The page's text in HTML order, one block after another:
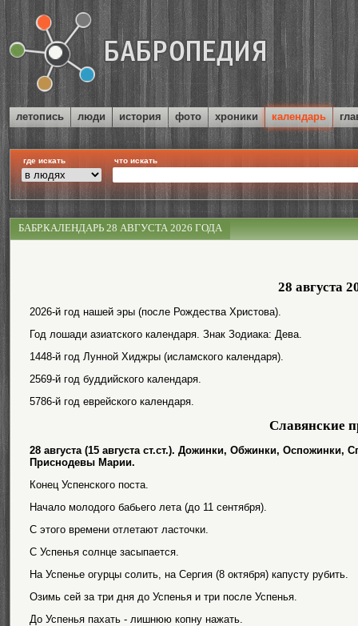
летопись люди история фото хроники календарь
где искать что искать
БАБР.КАЛЕНДАРЬ 28 АВГУСТА 2026 ГОДА
28 августа
2026-й год нашей эры (после Рождества Христова).
Год лошади азиатского календаря. Знак Зодиака: Дева.
1448-й год Лунной Хиджры (исламского календаря).
2569-й год буддийского календаря.
5786-й год еврейского календаря.
Славянские
28 августа (15 августа ст.ст.). Дожинки, Обжинки,
Приснодевы Марии.
Конец Успенского поста.
Начало молодого бабьего лета (до 11 сентября).
С этого времени отлетают ласточки.
С Успенья солнце засыпается.
На Успенье огурцы солить, на Сергия (8 октября) капусту рубить.
Озимь сей за три дня до Успенья и три после Успенья.
До Успенья пахать - лишнюю копну нажать.